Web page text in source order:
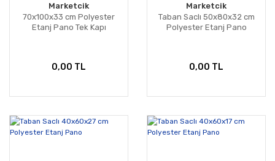
Marketcik
70x100x33 cm Polyester
Etanj Pano Tek Kapı
0,00 TL
Marketcik
Taban Saclı 50x80x32 cm
Polyester Etanj Pano
0,00 TL